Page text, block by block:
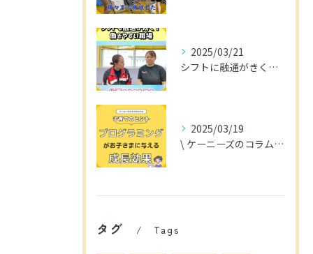
2025/03/21
シフトに融通がきくから
2025/03/19
\ ケーニーズのコラム📚/
タグ Tags